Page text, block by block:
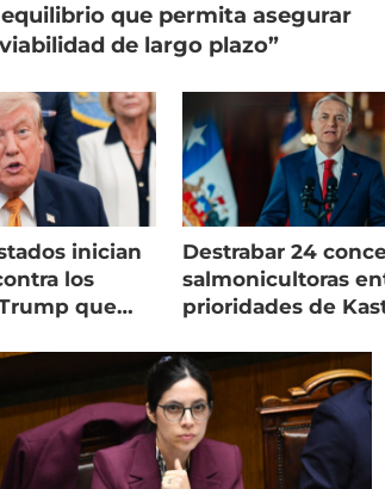
que permita asegurar
de largo plazo”
inician
los
que
Destrabar 24
salmonicultoras
prioridades de